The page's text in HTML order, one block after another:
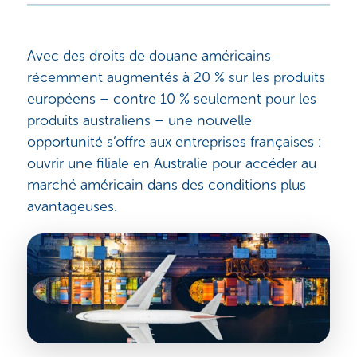
Avec des droits de douane américains
récemment augmentés à 20 % sur les produits
européens – contre 10 % seulement pour les
produits australiens – une nouvelle
opportunité s’offre aux entreprises françaises :
ouvrir une filiale en Australie pour accéder au
marché américain dans des conditions plus
avantageuses.